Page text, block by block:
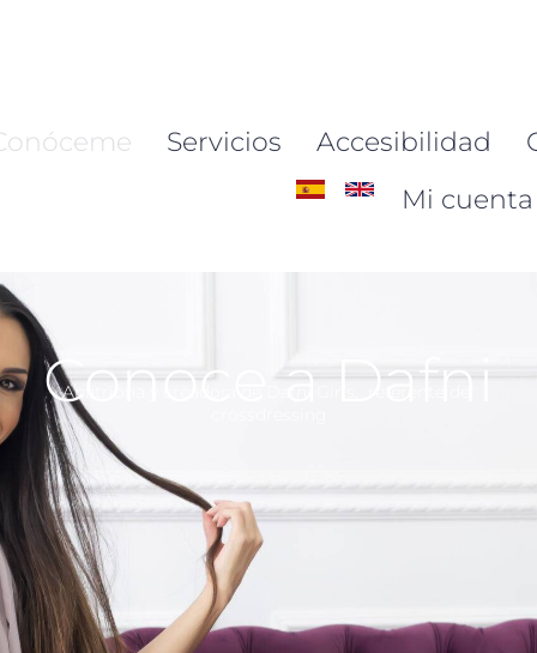
Servicios Accesibilidad
Mi
Conoce a Dafni
Anfitriona y creadora de Dafni Girls, referente del